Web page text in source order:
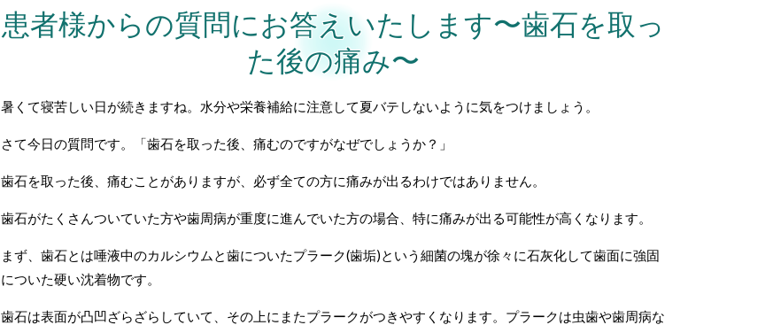
患者様からの質問にお答えいたします〜歯石を取っ
た後の痛み〜
暑くて寝苦しい日が続きますね。水分や栄養補給に注意して夏バテしないように気をつけましょう。
さて今日の質問です。 「歯石を取った後、痛むのですがなぜでしょうか？」
歯石を取った後、痛むことがありますが、必ず全ての方に痛みが出るわけではありません。
歯石がたくさんついていた方や歯周病が重度に進んでいた方の場合、特に痛みが出る可能性が高くなります。
まず、歯石とは唾液中のカルシウムと歯についたプラーク(歯垢)という細菌の塊が徐々に石灰化して歯面に強固
についた硬い沈着物です。
歯石は表面が凸凹ざらざらしていて、その上にまたプラークがつきやすくなります。プラークは虫歯や歯周病な